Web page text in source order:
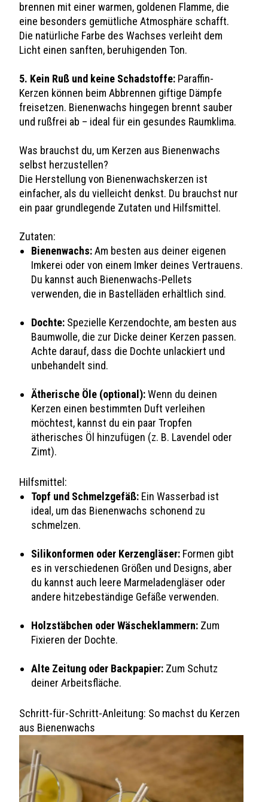
brennen mit einer warmen, goldenen Flamme, die
eine besonders gemütliche Atmosphäre schafft.
Die natürliche Farbe des Wachses verleiht dem
Licht einen sanften, beruhigenden Ton.
5. Kein Ruß und keine Schadstoffe: Paraffin-
Kerzen können beim Abbrennen giftige Dämpfe
freisetzen. Bienenwachs hingegen brennt sauber
und rußfrei ab – ideal für ein gesundes Raumklima.
Was brauchst du, um Kerzen aus Bienenwachs
selbst herzustellen?
Die Herstellung von Bienenwachskerzen ist
einfacher, als du vielleicht denkst. Du brauchst nur
ein paar grundlegende Zutaten und Hilfsmittel.
Zutaten:
Bienenwachs:Am besten aus deiner eigenen
Imkerei oder von einem Imker deines Vertrauens.
Du kannst auch Bienenwachs-Pellets
verwenden, die in Bastelläden erhältlich sind.
Dochte: Spezielle Kerzendochte, am besten aus
Baumwolle, die zur Dicke deiner Kerzen passen.
Achte darauf, dass die Dochte unlackiert und
unbehandelt sind.
Ätherische Öle (optional):Wenn du deinen
Kerzen einen bestimmten Duft verleihen
möchtest, kannst du ein paar Tropfen
ätherisches Öl hinzufügen (z. B. Lavendel oder
Zimt).
Hilfsmittel:
Topf und Schmelzgefäß: Ein Wasserbad ist
ideal, um das Bienenwachs schonend zu
schmelzen.
Silikonformen oder Kerzengläser: Formen gibt
es in verschiedenen Größen und Designs, aber
du kannst auch leere Marmeladengläser oder
andere hitzebeständige Gefäße verwenden.
Holzstäbchen oder Wäscheklammern: Zum
Fixieren der Dochte.
Alte Zeitung oder Backpapier: Zum Schutz
deiner Arbeitsfläche.
Schritt-für-Schritt-Anleitung: So machst du Kerzen
aus Bienenwachs